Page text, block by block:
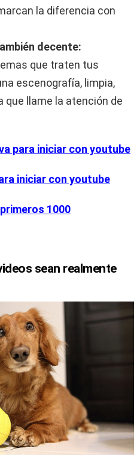
la diferencia con
decente:
que traten tus
escenografía, limpia,
que llame la atención de
para iniciar con youtube
iniciar con youtube
1000
sean realmente